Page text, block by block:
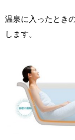
温泉に入ったとき
します。